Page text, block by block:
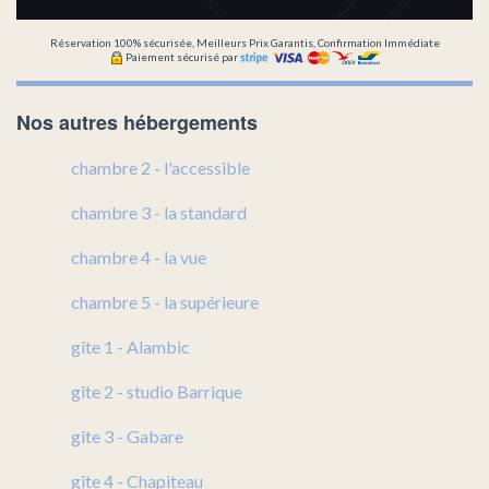
Réservation 100% sécurisée, Meilleurs Prix Garantis, Confirmation Immédiate
Paiement sécurisé par
Nos autres hébergements
chambre 2 - l'accessible
chambre 3 - la standard
chambre 4 - la vue
chambre 5 - la supérieure
gîte 1 - Alambic
gîte 2 - studio Barrique
gîte 3 - Gabare
gîte 4 - Chapiteau